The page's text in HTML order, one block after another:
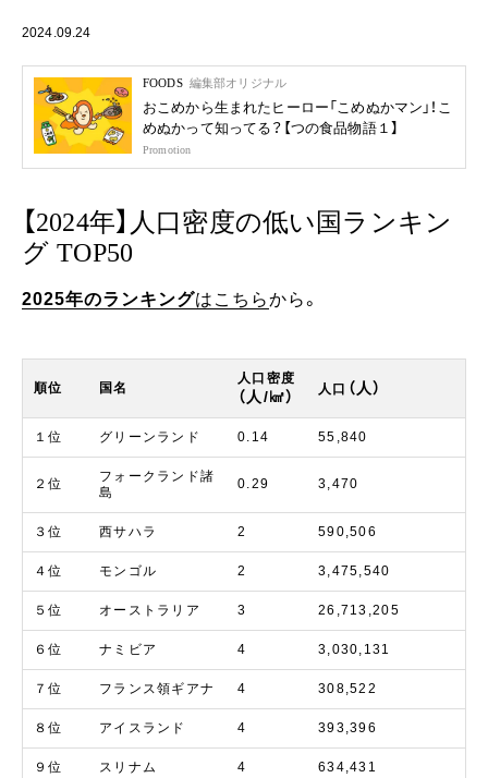
2024.09.24
FOODS 編集部オリジナル
おこめから生まれたヒーロー「こめぬかマン」！こ
めぬかって知ってる？【つの食品物語１】
Promotion
【2024年】人口密度の低い国ランキン
グ TOP50
2025年のランキングはこちらから。
順位 国名
人口密度
（人/㎢） 人口 （人）
１位 グリーンランド 0.14 55,840
２位
フォークランド諸
島
0.29 3,470
３位 西サハラ 2 590,506
４位 モンゴル 2 3,475,540
５位 オーストラリア 3 26,713,205
６位 ナミビア 4 3,030,131
７位 フランス領ギアナ 4 308,522
８位 アイスランド 4 393,396
９位 スリナム 4 634,431